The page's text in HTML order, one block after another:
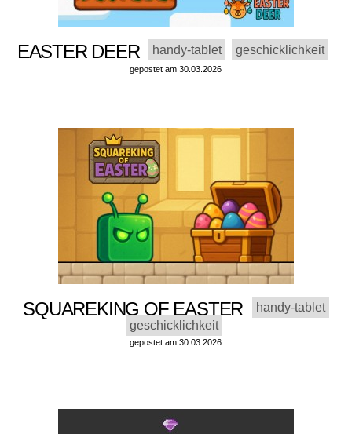
EASTER DEER handy-tablet geschicklichkeit
gepostet am 30.03.2026
SQUAREKING OF EASTER
handy-tablet
geschicklichkeit
gepostet am 30.03.2026